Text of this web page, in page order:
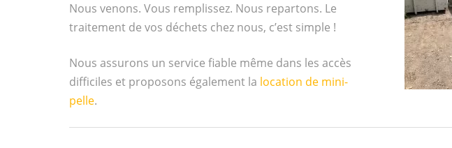
Nous venons. Vous remplissez. Nous repartons. Le
traitement de vos déchets chez nous, c’est simple !
Nous assurons un service fiable même dans les accès
difficiles et proposons également la location de mini-
pelle.